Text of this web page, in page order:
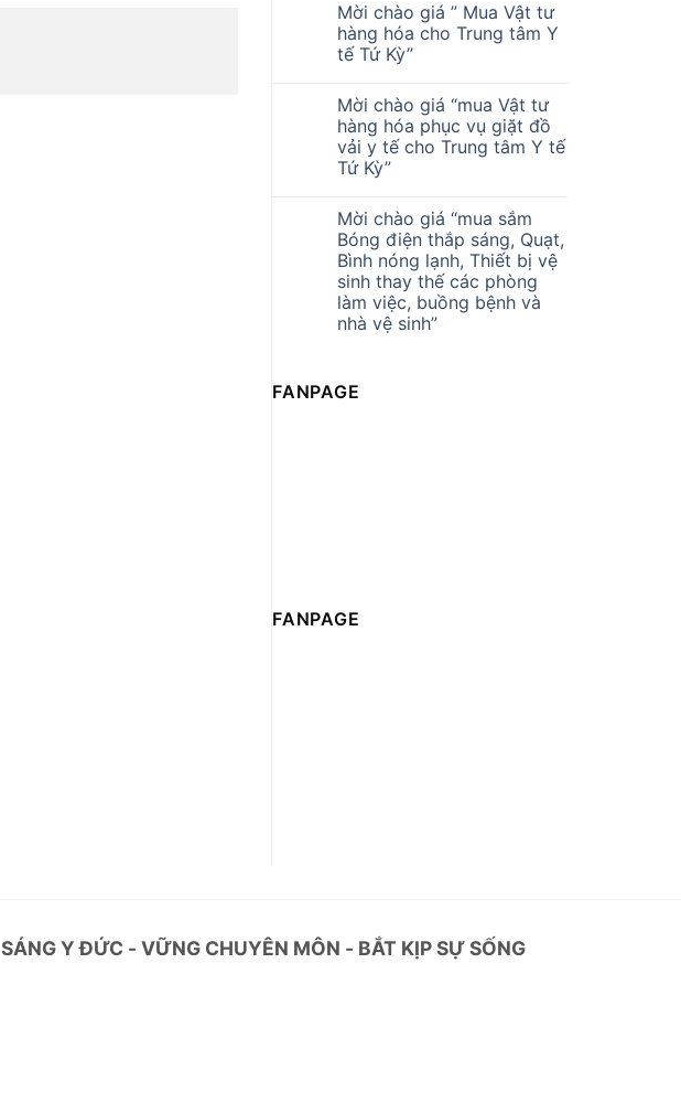
Mời chào giá ” Mua Vật tư
hàng hóa cho Trung tâm Y
tế Tứ Kỳ”
Mời chào giá “mua Vật tư
hàng hóa phục vụ giặt đồ
vải y tế cho Trung tâm Y tế
Tứ Kỳ”
Mời chào giá “mua sắm
Bóng điện thắp sáng, Quạt,
Bình nóng lạnh, Thiết bị vệ
sinh thay thế các phòng
làm việc, buồng bệnh và
nhà vệ sinh”
FANPAGE
FANPAGE
SÁNG Y ĐỨC - VỮNG CHUYÊN MÔN - BẮT KỊP SỰ SỐNG